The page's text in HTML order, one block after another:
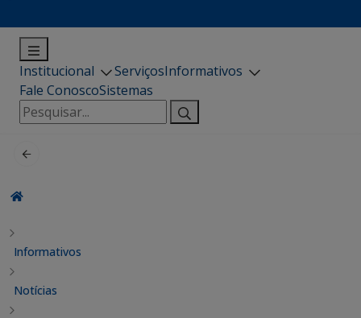
Institucional ServiçosInformativos
Fale ConoscoSistemas
Pesquisar
por:
Informativos
Notícias